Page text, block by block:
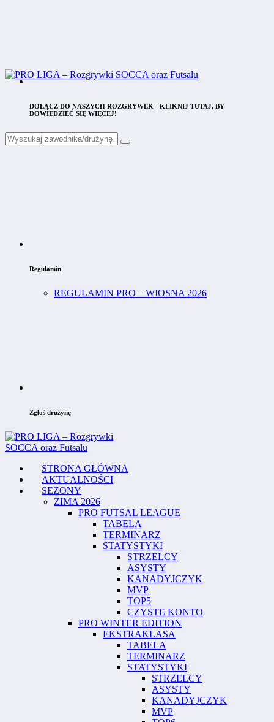
DOŁĄCZ DO NASZYCH ROZGRYWEK - KLIKNIJ TUTAJ, BY
DOWIEDZIEĆ SIĘ WIĘCEJ!
Regulamin
REGULAMIN PRO – WIOSNA 2026
Zgłoś drużynę
STRONA GŁÓWNA
AKTUALNOŚCI
SEZONY
ZIMA 2026
PRO FUTSAL LEAGUE
TABELA
TERMINARZ
STATYSTYKI
STRZELCY
ASYSTY
KANADYJCZYK
MVP
TOP5
CZYSTE KONTO
PRO WINTER EDITION
EKSTRAKLASA
TABELA
TERMINARZ
STATYSTYKI
STRZELCY
ASYSTY
KANADYJCZYK
MVP